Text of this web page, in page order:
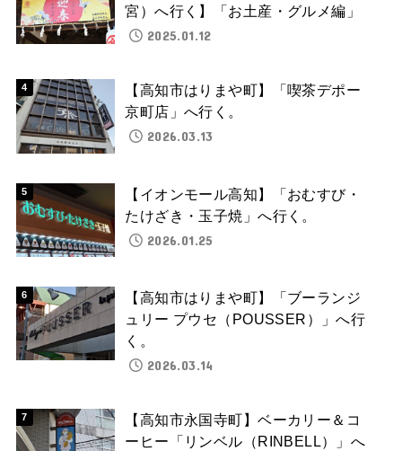
宮）へ行く】「お土産・グルメ編」
2025.01.12
【高知市はりまや町】「喫茶デポー
京町店」へ行く。
2026.03.13
【イオンモール高知】「おむすび・
たけざき・玉子焼」へ行く。
2026.01.25
【高知市はりまや町】「ブーランジ
ュリー プウセ（POUSSER）」へ行
く。
2026.03.14
【高知市永国寺町】ベーカリー＆コ
ーヒー「リンベル（RINBELL）」へ